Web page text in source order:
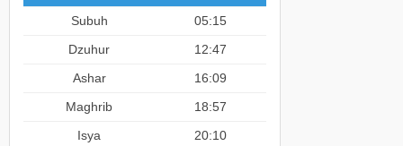
Subuh
05:15
Dzuhur
12:47
Ashar
16:09
Maghrib
18:57
Isya
20:10